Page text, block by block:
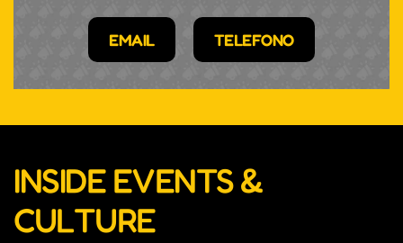
EMAIL TELEFONO
INSIDE EVENTS &
CULTURE